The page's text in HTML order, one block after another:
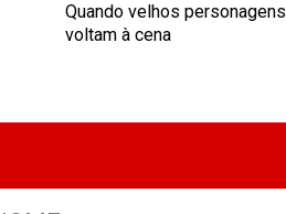
Quando velhos personagens
voltam à cena